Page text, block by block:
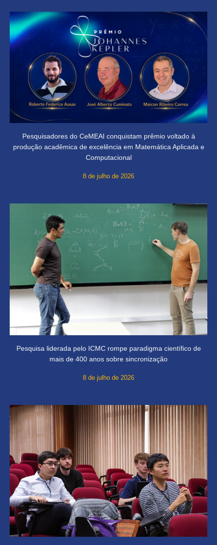
Pesquisadores do CeMEAI conquistam prêmio voltado à
produção acadêmica de excelência em Matemática Aplicada e
Computacional
8 de julho de 2026
Pesquisa liderada pelo ICMC rompe paradigma científico de
mais de 400 anos sobre sincronização
8 de julho de 2026